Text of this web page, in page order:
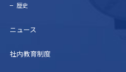
歴史
ニュース
社内教育制度